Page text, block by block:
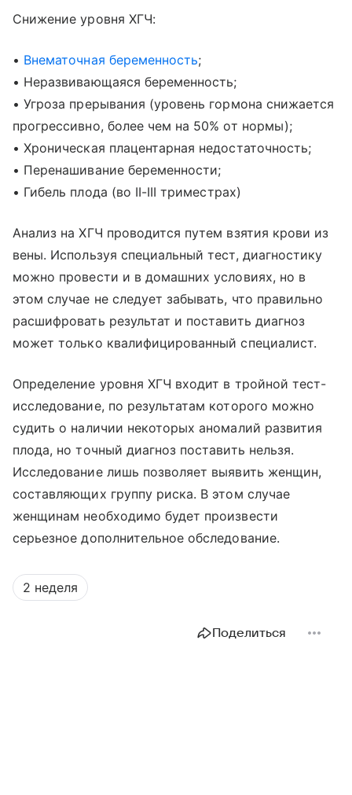
Снижение уровня ХГЧ:
• Внематочная беременность;
• Неразвивающаяся беременность;
• Угроза прерывания (уровень гормона снижается
прогрессивно, более чем на 50% от нормы);
• Хроническая плацентарная недостаточность;
• Перенашивание беременности;
• Гибель плода (во II-III триместрах)
Анализ на ХГЧ проводится путем взятия крови из
вены. Используя специальный тест, диагностику
можно провести и в домашних условиях, но в
этом случае не следует забывать, что правильно
расшифровать результат и поставить диагноз
может только квалифицированный специалист.
Определение уровня ХГЧ входит в тройной тест-
исследование, по результатам которого можно
судить о наличии некоторых аномалий развития
плода, но точный диагноз поставить нельзя.
Исследование лишь позволяет выявить женщин,
составляющих группу риска. В этом случае
женщинам необходимо будет произвести
серьезное дополнительное обследование.
2 неделя
Поделиться